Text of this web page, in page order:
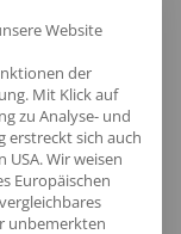
Website
der
Mit Klick auf
zu Analyse- und
erstreckt sich auch
Wir weisen
Europäischen
unbemerkten